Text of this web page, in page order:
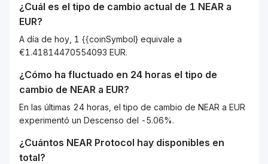
¿Cuál es el tipo de cambio actual de 1 NEAR a
EUR?
A día de hoy, 1 {{coinSymbol} equivale a
€1.41814470554093 EUR.
¿Cómo ha fluctuado en 24 horas el tipo de
cambio de NEAR a EUR?
En las últimas 24 horas, el tipo de cambio de NEAR a EUR
experimentó un Descenso del -5.06%.
¿Cuántos NEAR Protocol hay disponibles en
total?